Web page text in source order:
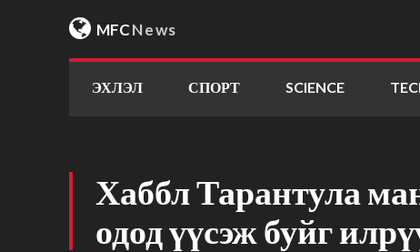
MFCNews
ЭХЛЭЛ СПОРТ SCIENCE
Хаббл Тарантула
одод үүсэж буйг